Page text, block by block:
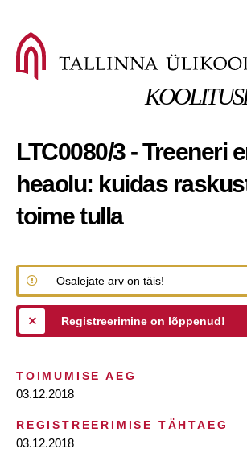
LTC0080/3 - Treeneri
heaolu: kuidas
toime tulla
Osalejate arv on täis!
Registreerimine on lõppenud!
TOIMUMISE AEG
03.12.2018
REGISTREERIMISE TÄHTAEG
03.12.2018